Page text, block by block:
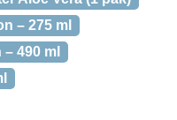
– 275 ml
490 ml